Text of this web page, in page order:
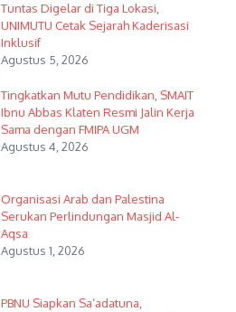
Tuntas Digelar di Tiga Lokasi,
UNIMUTU Cetak Sejarah Kaderisasi
Inklusif
Agustus 5, 2026
Tingkatkan Mutu Pendidikan, SMAIT
Ibnu Abbas Klaten Resmi Jalin Kerja
Sama dengan FMIPA UGM
Agustus 4, 2026
Organisasi Arab dan Palestina
Serukan Perlindungan Masjid Al-
Aqsa
Agustus 1, 2026
PBNU Siapkan Sa’adatuna,